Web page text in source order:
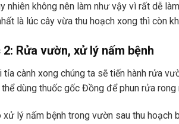
nhiên không nên làm như vậy vì rất dễ
là lúc cây vừa thu hoạch xong thì còn
Rửa vườn, xử lý nấm bệnh
tỉa cành xong chúng ta sẽ tiến hành rửa
dùng thuốc gốc Đồng để phun rửa rong
xử lý nấm bệnh trong vườn sau thu hoạch